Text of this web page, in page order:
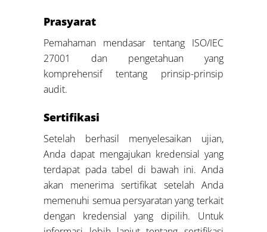
Prasyarat
Pemahaman mendasar tentang ISO/IEC
27001 dan pengetahuan yang
komprehensif tentang prinsip-prinsip
audit.
Sertifikasi
Setelah berhasil menyelesaikan ujian,
Anda dapat mengajukan kredensial yang
terdapat pada tabel di bawah ini. Anda
akan menerima sertifikat setelah Anda
memenuhi semua persyaratan yang terkait
dengan kredensial yang dipilih. Untuk